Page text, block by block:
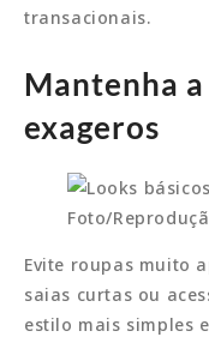
transacionais.
Mantenha
exageros
Foto/
Evite roupas muito
saias curtas ou
estilo mais simples